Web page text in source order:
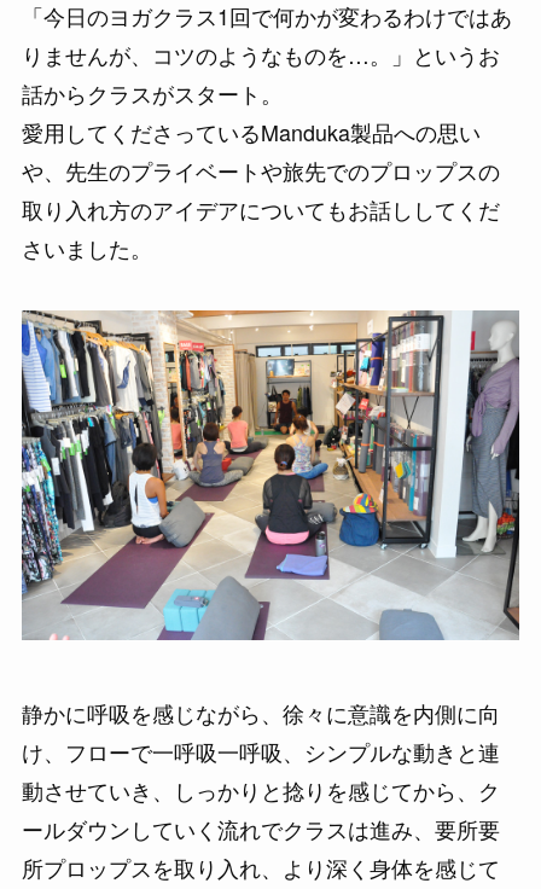
「今日のヨガクラス1回で何かが変わるわけではあ
りませんが、コツのようなものを…。」というお
話からクラスがスタート。
愛用してくださっているManduka製品への思い
や、先生のプライベートや旅先でのプロップスの
取り入れ方のアイデアについてもお話ししてくだ
さいました。
静かに呼吸を感じながら、徐々に意識を内側に向
け、フローで一呼吸一呼吸、シンプルな動きと連
動させていき、しっかりと捻りを感じてから、ク
ールダウンしていく流れでクラスは進み、要所要
所プロップスを取り入れ、より深く身体を感じて